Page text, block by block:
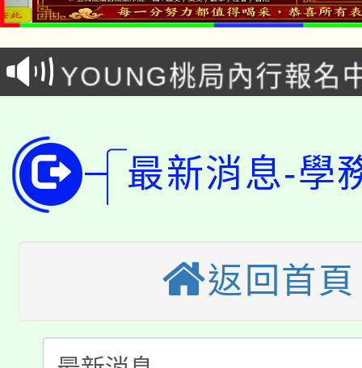
場熱烈登場!
8/21下午1時於龍潭區
徵才活動。
YOUNG桃局內行報名
8月14至27日，桃園電
開!
115年桃園市運動會8/
田徑場及游泳池舉行。
桃園市低收入戶享有免
半價優惠，詳情可洽有
者。
份教師增能研習
大溪自造教育及科技
淨零綠生活教案入校路
會
115年食農教育專業人
最新消息-學
返回首頁